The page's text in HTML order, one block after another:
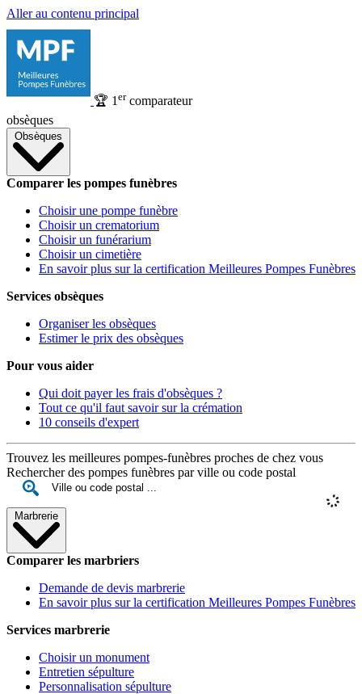
Aller au contenu principal
🏆 1 ercomparateur
obsèques
Obsèques
Comparer les pompes funèbres
Choisir une pompe funèbre
Choisir un crematorium
Choisir un funérarium
Choisir un cimetière
En savoir plus sur la certification Meilleures Pompes Funèbres
Services obsèques
Organiser les obsèques
Estimer le prix des obsèques
Pour vous aider
Qui doit payer les frais d'obsèques ?
Tout ce qu'il faut savoir sur la crémation
10 conseils d'expert
Trouvez les meilleures pompes-funèbres proches de chez vous
Rechercher des pompes funèbres par ville ou code postal
Marbrerie
Comparer les marbriers
Demande de devis marbrerie
En savoir plus sur la certification Meilleures Pompes Funèbres
Services marbrerie
Choisir un monument
Entretien sépulture
Personnalisation sépulture